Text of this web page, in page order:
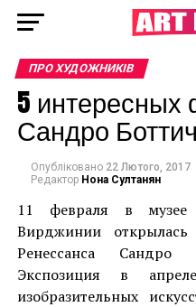
ПРО ХУДОЖНИКІВ
5 интересных
Сандро
Опубліковано 22 Лютого, 2017
Редактор Нона Султанян
11 февраля в музее
Вирджинии открылась
Ренессанса Сандро
Экспозиция в
изобразительных